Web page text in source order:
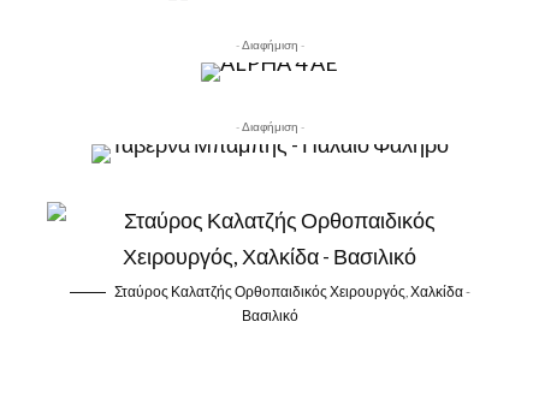
- Διαφήμιση -
- Διαφήμιση -
Σταύρος Καλατζής Ορθοπαιδικός Χειρουργός, Χαλκίδα -
Βασιλικό